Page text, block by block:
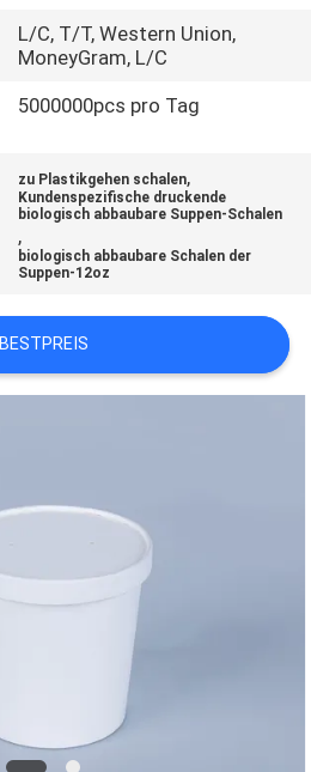
L/C, T/T, Western Union,
MoneyGram, L/C
5000000pcs pro Tag
zu Plastikgehen schalen,
Kundenspezifische druckende
biologisch abbaubare Suppen-Schalen
,
biologisch abbaubare Schalen der
Suppen-12oz
BESTPREIS